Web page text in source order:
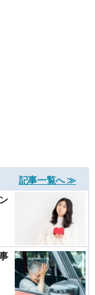
記事一覧へ ≫